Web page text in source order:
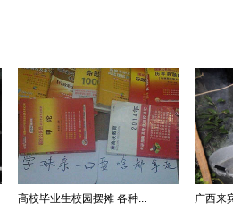
高校毕业生校园摆摊 各种... 广西来